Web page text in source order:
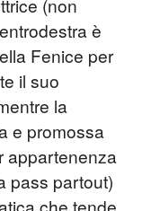
è
Fenice per
il suo
la
e promossa
appartenenza
pass partout)
che tende